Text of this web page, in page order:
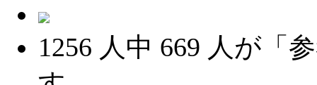
1256 人中 669 人が「